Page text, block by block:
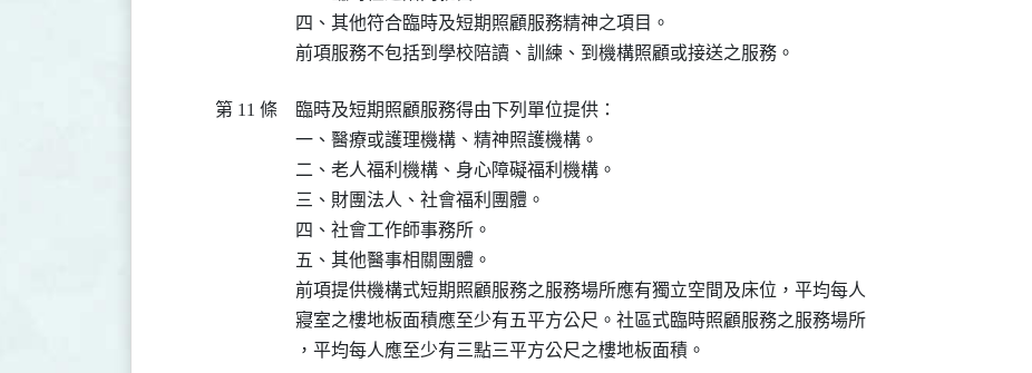
四、其他符合臨時及短期照顧服務精神之項目。
前項服務不包括到學校陪讀、訓練、到機構照顧或接送之服務。
第 11 條
臨時及短期照顧服務得由下列單位提供：
一、醫療或護理機構、精神照護機構。
二、老人福利機構、身心障礙福利機構。
三、財團法人、社會福利團體。
四、社會工作師事務所。
五、其他醫事相關團體。
前項提供機構式短期照顧服務之服務場所應有獨立空間及床位，平均每人
寢室之樓地板面積應至少有五平方公尺。社區式臨時照顧服務之服務場所
，平均每人應至少有三點三平方公尺之樓地板面積。